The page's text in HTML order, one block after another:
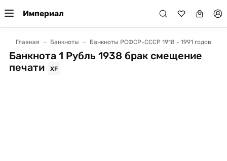
Империал
Главная Банкноты Банкноты РСФСР-СССР 1918 - 1991 годов
Банкнота 1 Рубль 1938 брак смещение
печати
XF